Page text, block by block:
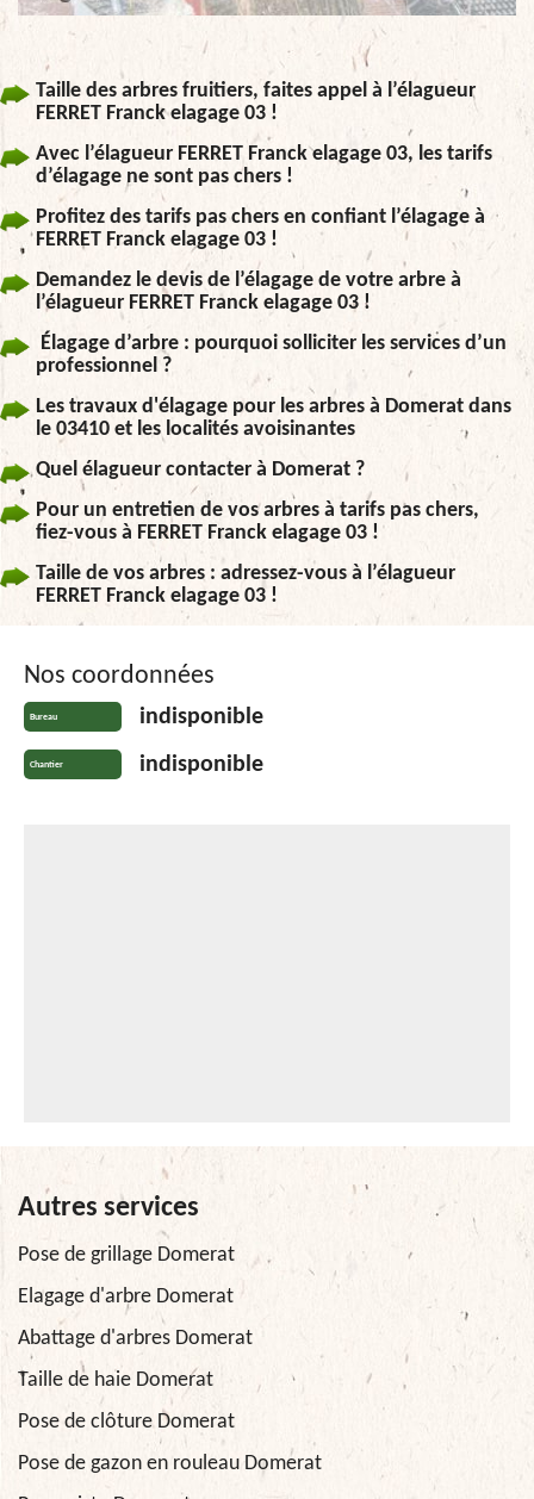
Taille des arbres fruitiers, faites appel à l’élagueur
FERRET Franck elagage 03 !
Avec l’élagueur FERRET Franck elagage 03, les tarifs
d’élagage ne sont pas chers !
Profitez des tarifs pas chers en confiant l’élagage à
FERRET Franck elagage 03 !
Demandez le devis de l’élagage de votre arbre à
l’élagueur FERRET Franck elagage 03 !
Élagage d’arbre : pourquoi solliciter les services d’un
professionnel ?
Les travaux d'élagage pour les arbres à Domerat dans
le 03410 et les localités avoisinantes
Quel élagueur contacter à Domerat ?
Pour un entretien de vos arbres à tarifs pas chers,
fiez-vous à FERRET Franck elagage 03 !
Taille de vos arbres : adressez-vous à l’élagueur
FERRET Franck elagage 03 !
Nos coordonnées
Bureau indisponible
Chantier indisponible
Autres services
Pose de grillage Domerat
Elagage d'arbre Domerat
Abattage d'arbres Domerat
Taille de haie Domerat
Pose de clôture Domerat
Pose de gazon en rouleau Domerat